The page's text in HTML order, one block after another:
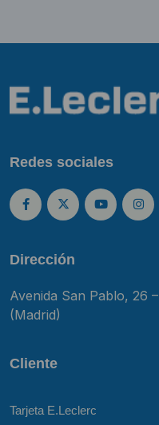
Redes sociales
Dirección
Avenida San Pablo, 26
(Madrid)
Cliente
Tarjeta E.Leclerc